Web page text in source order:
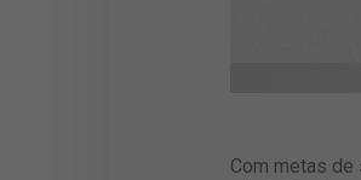
Com metas